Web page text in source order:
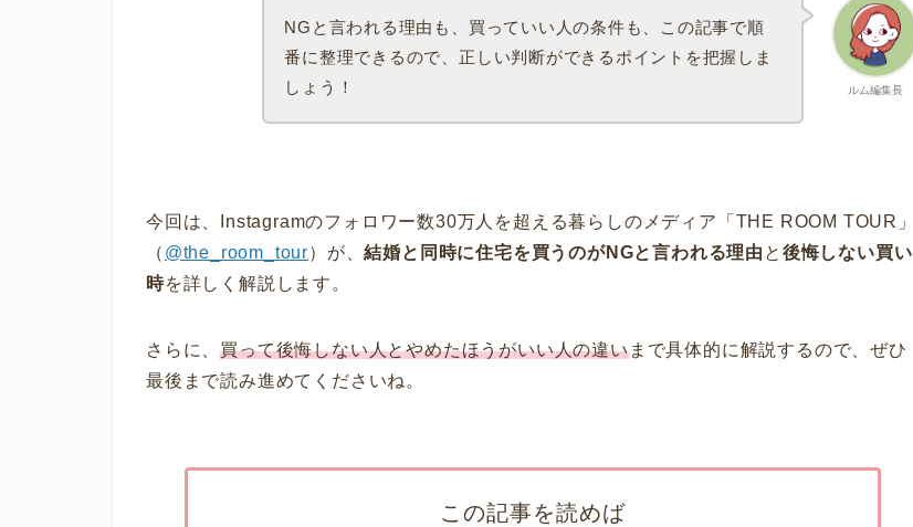
ルム編集長
NGと言われる理由も、買っていい人の条件も、この記事で順
番に整理できるので、正しい判断ができるポイントを把握しま
しょう！
今回は、Instagramのフォロワー数30万人を超える暮らしのメディア「THE ROOM TOUR」
（ @the_room_tour）が、結婚と同時に住宅を買うのがNGと言われる理由 と 後悔しない買い
時を詳しく解説します。
さらに、買って後悔しない人とやめたほうがいい人の違いまで具体的に解説するので、ぜひ
最後まで読み進めてくださいね。
この記事を読めば